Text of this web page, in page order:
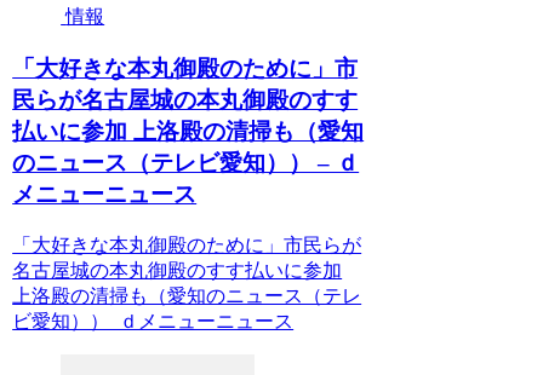
情報
「大好きな本丸御殿のために」市
民らが名古屋城の本丸御殿のすす
払いに参加 上洛殿の清掃も（愛知
のニュース（テレビ愛知）） – ｄ
メニューニュース
「大好きな本丸御殿のために」市民らが
名古屋城の本丸御殿のすす払いに参加
上洛殿の清掃も（愛知のニュース（テレ
ビ愛知）） ｄメニューニュース